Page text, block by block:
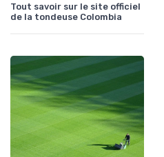
Tout savoir sur le site officiel
de la tondeuse Colombia